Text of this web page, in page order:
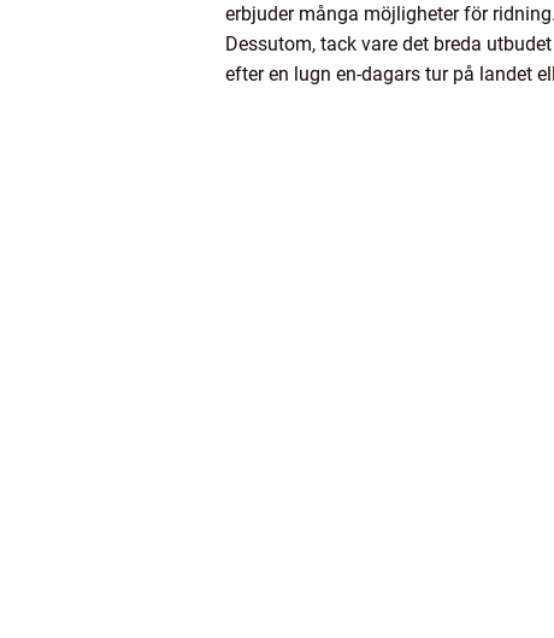
erbjuder många möjligheter för
Dessutom, tack vare det breda
efter en lugn en-dagars tur på landet